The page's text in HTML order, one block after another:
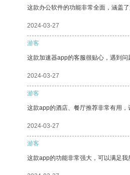
这款办公软件的功能非常全面，涵盖
2024-03-27
游客
这款加速器app的客服很贴心，遇到问
2024-03-27
游客
这款app的酒店、餐厅推荐非常有用，
2024-03-27
游客
这款app的功能非常强大，可以满足我